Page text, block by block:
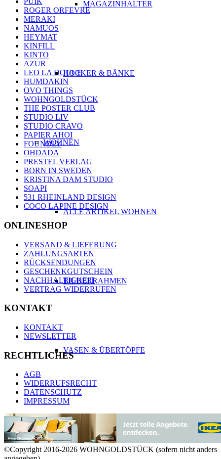
MAGAZINHALTER
HOCKER & BÄNKE
WOHNEN
ALLE ARTIKEL WOHNEN
BILDERRAHMEN
VASEN & ÜBERTÖPFE
KERZEN & KERZENHALTER
ROGER ORFEVRE
MERAKI
NAMUOS
HEYMAT
KINFILL
KINTO
AZUR
LEO LA DOUCE
HUMDAKIN
OVO THINGS
WOHNGOLDSTÜCK
THE POSTER CLUB
STUDIO LIV
STUDIO CRAVO
PAPIER AHOI
FOUNDLY
OHDADA
PRESTEL VERLAG
BORN IN SWEDEN
KRISTINA DAM STUDIO
SOAPI
531 RHEINLAND DESIGN
COCO LAPINE DESIGN
ONLINESHOP
VERSAND & LIEFERUNG
ZAHLUNGSARTEN
RÜCKSENDUNGEN
GESCHENKGUTSCHEIN
NACHHALTIGKEIT
VERTRAG WIDERRUFEN
KONTAKT
KONTAKT
NEWSLETTER
RECHTLICHES
AGB
WIDERRUFSRECHT
DATENSCHUTZ
IMPRESSUM
©Copyright 2016-2026 WOHNGOLDSTÜCK (sofern nicht anders